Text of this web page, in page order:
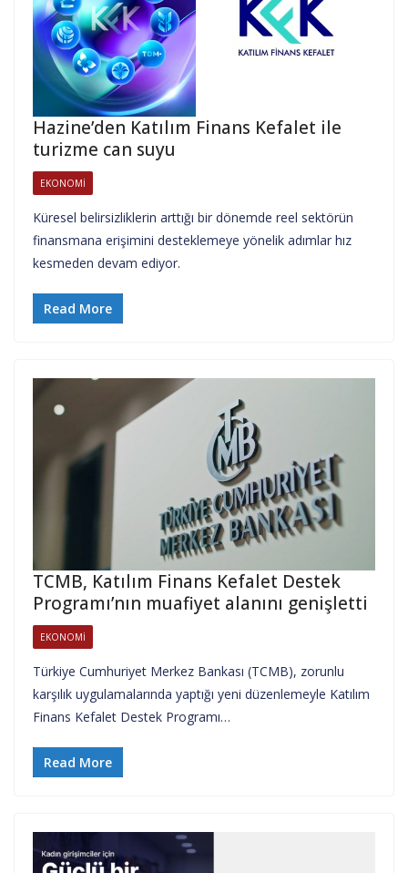
Hazine’den Katılım Finans Kefalet ile
turizme can suyu
EKONOMI
Küresel belirsizliklerin arttığı bir dönemde reel sektörün
finansmana erişimini desteklemeye yönelik adımlar hız
kesmeden devam ediyor.
Read More
TCMB, Katılım Finans Kefalet Destek
Programı’nın muafiyet alanını genişletti
EKONOMI
Türkiye Cumhuriyet Merkez Bankası (TCMB), zorunlu
karşılık uygulamalarında yaptığı yeni düzenlemeyle Katılım
Finans Kefalet Destek Programı…
Read More